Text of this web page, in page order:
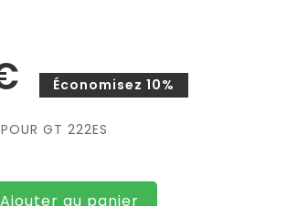
Économisez 10%
GT 222ES
Ajouter au panier